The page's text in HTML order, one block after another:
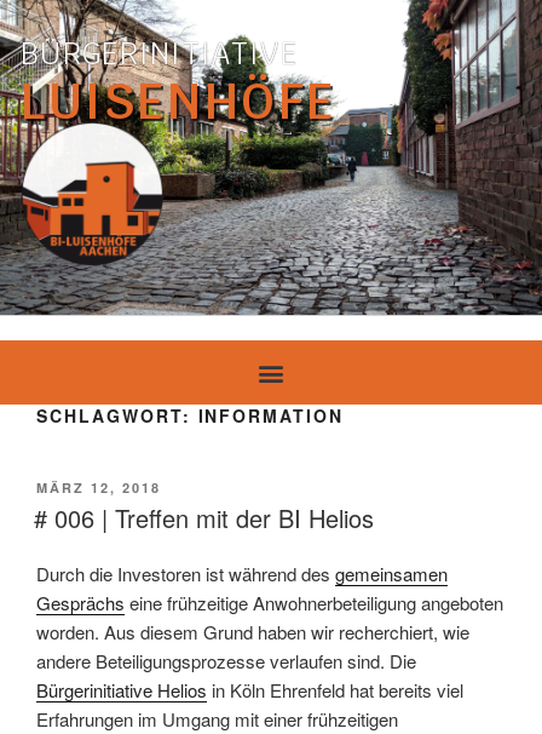
BÜRGERINITIATIVE
LUISENHÖFE
SCHLAGWORT: INFORMATION
MÄRZ 12, 2018
# 006 | Treffen mit der BI Helios
Durch die Investoren ist während des gemeinsamen
Gesprächs eine frühzeitige Anwohnerbeteiligung angeboten
worden. Aus diesem Grund haben wir recherchiert, wie
andere Beteiligungsprozesse verlaufen sind. Die
Bürgerinitiative Helios in Köln Ehrenfeld hat bereits viel
Erfahrungen im Umgang mit einer frühzeitigen